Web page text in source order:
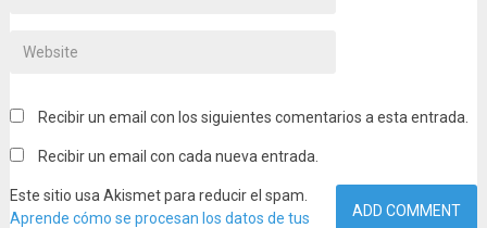
Recibir un email con los siguientes comentarios a esta entrada.
Recibir un email con cada nueva entrada.
Este sitio usa Akismet para reducir el spam.
Aprende cómo se procesan los datos de tus